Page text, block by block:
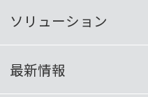
ソリューション
最新情報